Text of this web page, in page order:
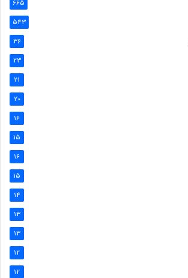
665
543
36
23
21
20
16
15
16
15
14
13
13
12
12